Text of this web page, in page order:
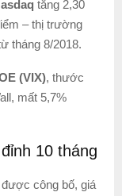
tăng 2,30
– thị trường
tháng 8/2018.
(VIX), thước
mất 5,7%
10 tháng
công bố, giá